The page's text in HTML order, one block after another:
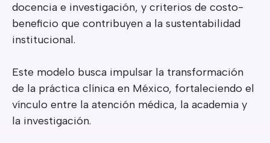
docencia e investigación, y criterios de costo-
beneficio que contribuyen a la sustentabilidad
institucional.
Este modelo busca impulsar la transformación
de la práctica clínica en México, fortaleciendo el
vínculo entre la atención médica, la academia y
la investigación.